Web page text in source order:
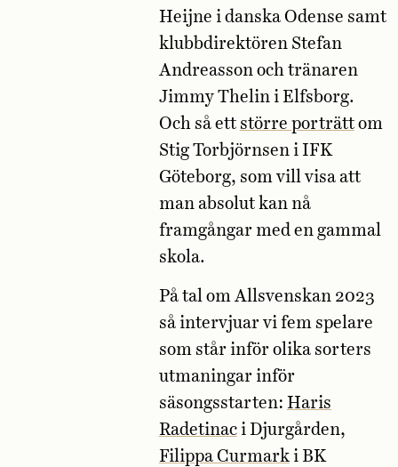
Heijne i danska Odense samt
klubbdirektören Stefan
Andreasson och tränaren
Jimmy Thelin i Elfsborg.
Och så ett större porträttom
Stig Torbjörnsen i IFK
Göteborg, som vill visa att
man absolut kan nå
framgångar med en gammal
skola.
På tal om Allsvenskan 2023
så intervjuar vi fem spelare
som står inför olika sorters
utmaningar inför
säsongsstarten: Haris
Radetinaci Djurgården,
Filippa Curmarki BK